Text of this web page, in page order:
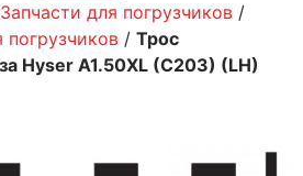
Запчасти для погрузчиков /
погрузчиков / Трос
Hyser A1.50XL (C203) (LH)